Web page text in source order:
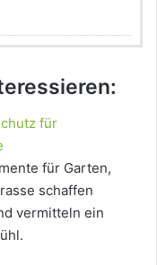
für
für Garten,
schaffen
vermitteln ein